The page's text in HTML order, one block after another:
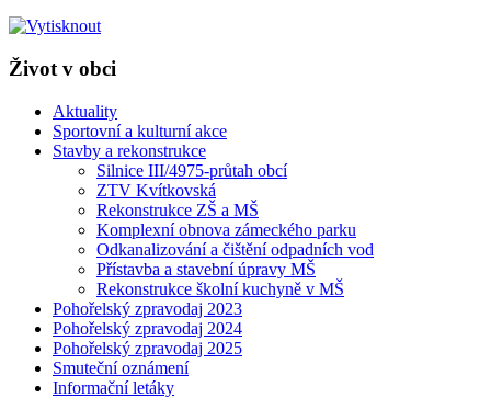
Život v obci
Aktuality
Sportovní a kulturní akce
Stavby a rekonstrukce
Silnice III/4975-průtah obcí
ZTV Kvítkovská
Rekonstrukce ZŠ a MŠ
Komplexní obnova zámeckého parku
Odkanalizování a čištění odpadních vod
Přístavba a stavební úpravy MŠ
Rekonstrukce školní kuchyně v MŠ
Pohořelský zpravodaj 2023
Pohořelský zpravodaj 2024
Pohořelský zpravodaj 2025
Smuteční oznámení
Informační letáky